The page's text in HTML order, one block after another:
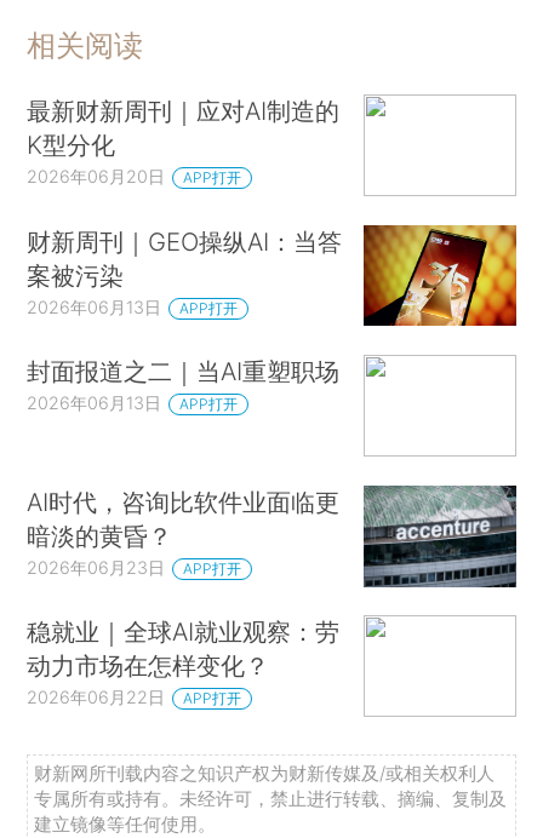
相关阅读
最新财新周刊｜应对AI制造的
K型分化
2026年06月20日 APP打开
财新周刊｜GEO操纵AI：当答
案被污染
2026年06月13日 APP打开
封面报道之二｜当AI重塑职场
2026年06月13日 APP打开
AI时代，咨询比软件业面临更
暗淡的黄昏？
2026年06月23日 APP打开
稳就业｜全球AI就业观察：劳
动力市场在怎样变化？
2026年06月22日 APP打开
财新网所刊载内容之知识产权为财新传媒及/或相关权利人
专属所有或持有。未经许可，禁止进行转载、摘编、复制及
建立镜像等任何使用。